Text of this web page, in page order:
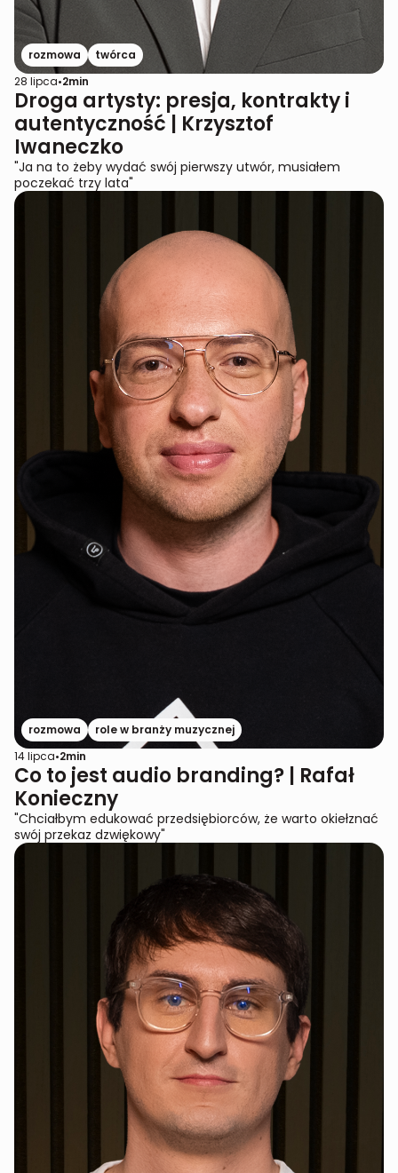
rozmowa
twórca
28 lipca•2min
Droga artysty: presja, kontrakty i
autentyczność | Krzysztof
Iwaneczko
"Ja na to żeby wydać swój pierwszy utwór, musiałem
poczekać trzy lata"
rozmowa
role w branży muzycznej
14 lipca•2min
Co to jest audio branding? | Rafał
Konieczny
"Chciałbym edukować przedsiębiorców, że warto okiełznać
swój przekaz dzwiękowy"